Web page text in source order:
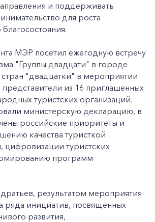
и поддерживать
для роста
МЭР посетил ежегодную встречу
"Группы двадцати" в городе
"двадцатки" в мероприятии
представители из 16 приглашенных
туристских организаций.
министерскую декларацию, в
российские приоритеты и
качества туристкой
цифровизации туристских
программ
результатом мероприятия
ряда инициатив, посвященных
развития,